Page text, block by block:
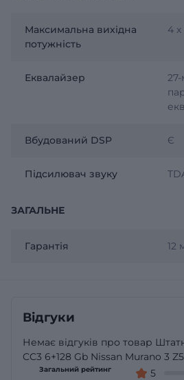
Максимальна вихідна
потужність
4
Еквалайзер
Вбудований DSP Є
Підсилювач звуку
ЗАГАЛЬНЕ
Гарантія 12
Відгуки
Немає відгуків про товар
CC3 6+128 Gb Nissan Murano 3
Загальний рейтинг 5